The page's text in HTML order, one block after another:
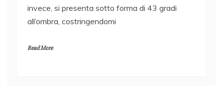
invece, si presenta sotto forma di 43 gradi
all’ombra, costringendomi
Read More